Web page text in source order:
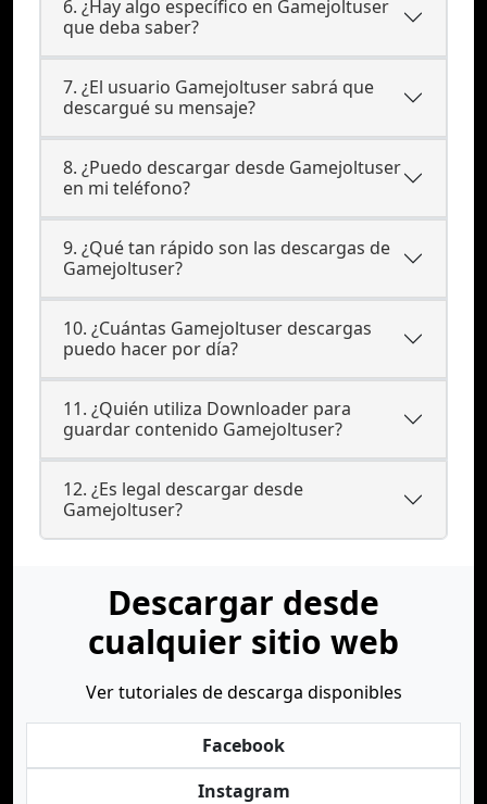
6. ¿Hay algo específico en Gamejoltuser
que deba saber?
7. ¿El usuario Gamejoltuser sabrá que
descargué su mensaje?
8. ¿Puedo descargar desde Gamejoltuser
en mi teléfono?
9. ¿Qué tan rápido son las descargas de
Gamejoltuser?
10. ¿Cuántas Gamejoltuser descargas
puedo hacer por día?
11. ¿Quién utiliza Downloader para
guardar contenido Gamejoltuser?
12. ¿Es legal descargar desde
Gamejoltuser?
Descargar desde
cualquier sitio web
Ver tutoriales de descarga disponibles
Facebook
Instagram